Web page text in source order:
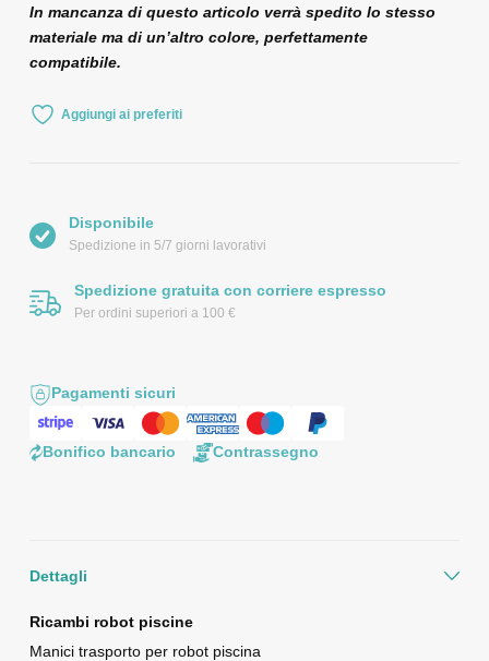
In mancanza di questo articolo verrà spedito lo stesso
materiale ma di un’altro colore, perfettamente
compatibile.
Aggiungi ai preferiti
Disponibile
Spedizione in 5/7 giorni lavorativi
Spedizione gratuita con corriere espresso
Per ordini superiori a 100 €
Pagamenti sicuri
Bonifico bancario Contrassegno
Dettagli
Ricambi robot piscine
Manici trasporto per robot piscina